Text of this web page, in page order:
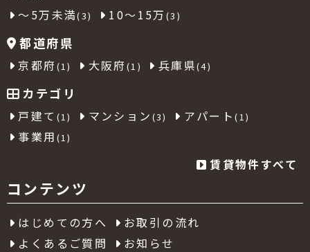
～5万未満(3) 10～15万 (3)
都道府県
京都府 (1) 大阪府 (1) 兵庫県(4)
カテゴリ
戸建て (1) マンション (3) アパート(1)
事業用 (1)
賃貸物件すべて
コンテンツ
はじめての方へ
お取引の流れ
よくあるご質問
お知らせ